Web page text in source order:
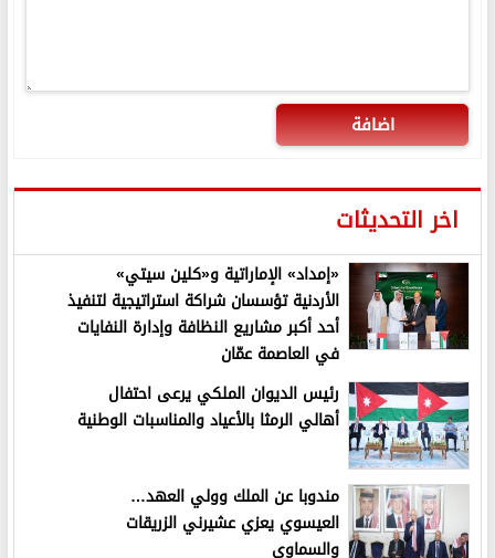
اضافة
اخر التحديثات
«إمداد» الإماراتية و«كلين سيتي»
الأردنية تؤسسان شراكة استراتيجية لتنفيذ
أحد أكبر مشاريع النظافة وإدارة النفايات
في العاصمة عمّان
رئيس الديوان الملكي يرعى احتفال
أهالي الرمثا بالأعياد والمناسبات الوطنية
مندوبا عن الملك وولي العهد…
العيسوي يعزي عشيرني الزريقات
والسماوي